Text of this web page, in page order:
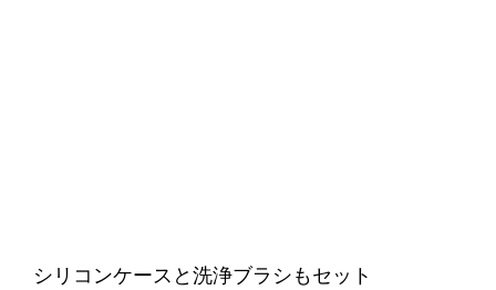
シリコンケースと洗浄ブラシもセット